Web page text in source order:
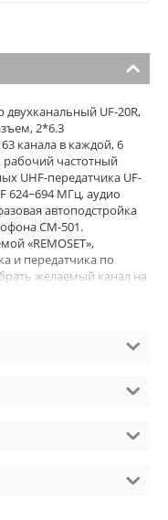
двухканальный UF-20R,
2*6.3
канала в каждой, 6
частотный
UHF-передатчика UF-
624~694 МГц, аудио
автоподстройка
CM-501.
«REMOSET»,
и передатчика по
желаемый канал на
в доли секунды.